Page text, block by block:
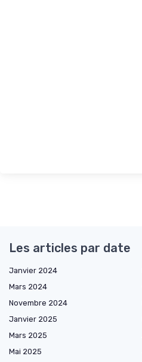
Les articles par date
Janvier 2024
Mars 2024
Novembre 2024
Janvier 2025
Mars 2025
Mai 2025